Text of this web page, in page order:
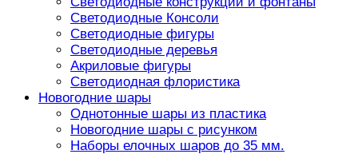
Светодиодные Консоли
Светодиодные фигуры
Светодиодные деревья
Акриловые фигуры
Светодиодная флористика
Новогодние шары
Однотонные шары из пластика
Новогодние шары с рисунком
Наборы елочных шаров до 35 мм.